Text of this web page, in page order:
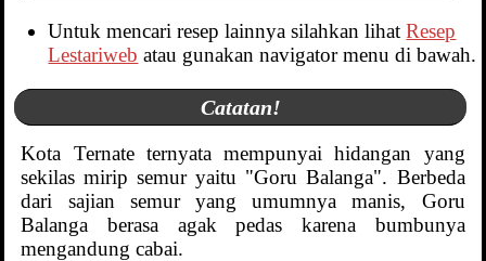
Untuk mencari resep lainnya silahkan lihatResep
Lestariweb atau gunakan navigator menu di bawah.
Catatan!
Kota Ternate ternyata mempunyai hidangan yang
sekilas mirip semur yaitu "Goru Balanga". Berbeda
dari sajian semur yang umumnya manis, Goru
Balanga berasa agak pedas karena bumbunya
mengandung cabai.